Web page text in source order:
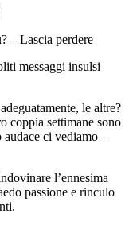
– Lascia perdere
messaggi insulsi
le altre?
coppia settimane sono
ci vediamo –
l’ennesima
passione e rinculo